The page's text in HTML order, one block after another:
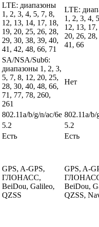
LTE: диапазоны
1, 2, 3, 4, 5, 7, 8,
12, 13, 14, 17, 18,
19, 20, 25, 26, 28,
29, 30, 38, 39, 40,
41, 42, 48, 66, 71
LTE:
1, 2, 3, 4,
12, 13,
20, 26,
41, 66
SA/NSA/Sub6:
диапазоны 1, 2, 3,
5, 7, 8, 12, 20, 25,
28, 30, 40, 48, 66,
71, 77, 78, 260,
261
Нет
802.11a/b/g/n/ac/6e 802.11a/b/
5.2
5.2
Есть Есть
GPS, A-GPS,
ГЛОНАСС,
BeiDou, Galileo,
QZSS
GPS, A-
BeiDou,
QZSS,